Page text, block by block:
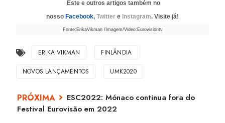
Este e outros artigos também no
nosso Facebook, Twitter e Instagram. Visite já!
Fonte:ErikaVikman /Imagem/Video:Eurovisiontv
ERIKA VIKMAN FINLÂNDIA
NOVOS LANÇAMENTOS UMK2020
ESC2022: Mónaco continua fora do
Festival Eurovisão em 2022